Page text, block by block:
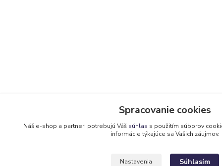
Spracovanie cookies
Náš e-shop a partneri potrebujú Váš súhlas s použitím súborov
informácie týkajúce sa Vašich záujmov.
Nastavenia Súhlasím